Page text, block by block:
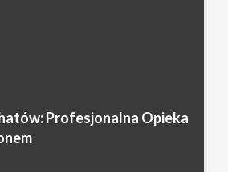
Profesjonalna Opieka